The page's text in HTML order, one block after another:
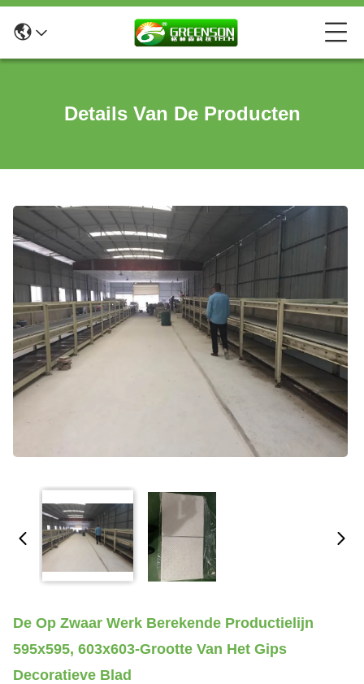
Details Van De Producten
De Op Zwaar Werk Berekende Productielijn
595x595, 603x603-Grootte Van Het Gips
Decoratieve Blad